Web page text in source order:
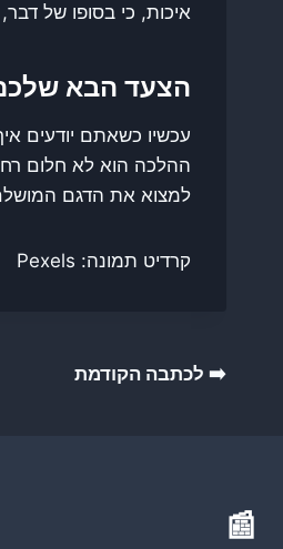
איכות, כי בסופו של
הצעד הבא
עכשיו כשאתם יודעים
ההלכה הוא לא חלום
למצוא את הדגם המושלם
קרדיט תמונה: Pexels
ניווט
➡️ לכתבה הקודמת
📰